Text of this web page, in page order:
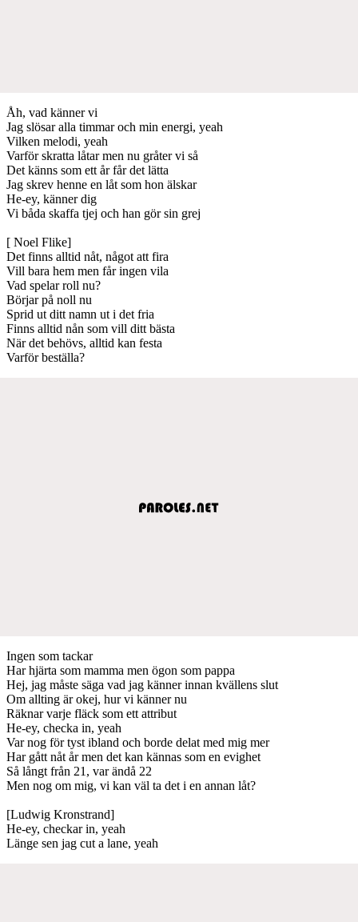
Åh, vad känner vi
Jag slösar alla timmar och min energi, yeah
Vilken melodi, yeah
Varför skratta låtar men nu gråter vi så
Det känns som ett år får det lätta
Jag skrev henne en låt som hon älskar
He-ey, känner dig
Vi båda skaffa tjej och han gör sin grej
[ Noel Flike]
Det finns alltid nåt, något att fira
Vill bara hem men får ingen vila
Vad spelar roll nu?
Börjar på noll nu
Sprid ut ditt namn ut i det fria
Finns alltid nån som vill ditt bästa
När det behövs, alltid kan festa
Varför beställa?
Ingen som tackar
Har hjärta som mamma men ögon som pappa
Hej, jag måste säga vad jag känner innan kvällens slut
Om allting är okej, hur vi känner nu
Räknar varje fläck som ett attribut
He-ey, checka in, yeah
Var nog för tyst ibland och borde delat med mig mer
Har gått nåt år men det kan kännas som en evighet
Så långt från 21, var ändå 22
Men nog om mig, vi kan väl ta det i en annan låt?
[Ludwig Kronstrand]
He-ey, checkar in, yeah
Länge sen jag cut a lane, yeah